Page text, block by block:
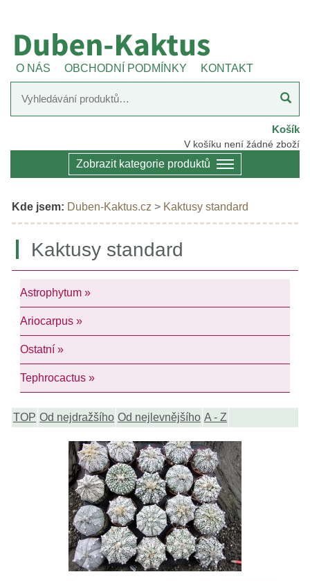
O NÁS OBCHODNÍ PODMÍNKY KONTAKT
Košík
V košíku není žádné zboží
Zobrazit kategorie produktů
Kde jsem: Duben-Kaktus.cz > Kaktusy standard
Kaktusy standard
Astrophytum »
Ariocarpus »
Ostatní »
Tephrocactus »
TOP Od nejdražšího Od nejlevnějšího A - Z